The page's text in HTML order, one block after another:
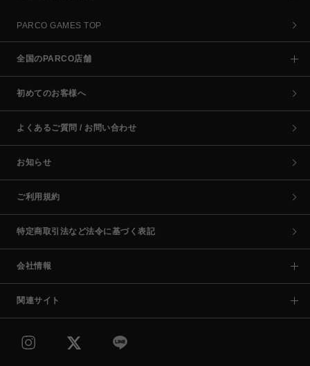
PARCO GAMES TOP
全国のPARCO店舗
初めてのお客様へ
よくあるご質問 / お問い合わせ
お知らせ
ご利用規約
特定商取引法など法令に基づく表記
会社情報
関連サイト